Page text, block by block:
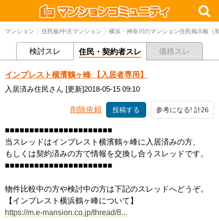
マンション 住民板/中古マンション 横浜・神奈川のマンション住民掲示板（
検討スレ 住民・契約者スレ 価格スレ
インプレスト横濱鶴ヶ峰 【入居者専用】
入居済み住民さん [更新]2018-05-15 09:10
削除依頼 投稿する 参考になる! 計26
■■■■■■■■■■■■■■■■■■■■■■
当スレッドはインプレスト横濱鶴ヶ峰に入居済みの方、
もしくは契約済みの方で情報を交換し合うスレッドです。
■■■■■■■■■■■■■■■■■■■■■■
物件比較中の方や検討中の方は下記のスレッドへどうぞ。
【インプレスト横浜鶴ヶ峰について】
https://m.e-mansion.co.jp/thread/8...